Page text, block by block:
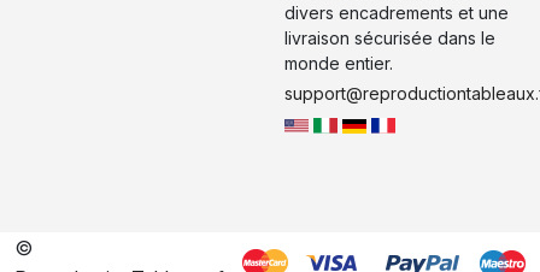
divers encadrements et une
livraison sécurisée dans le
monde entier.
©